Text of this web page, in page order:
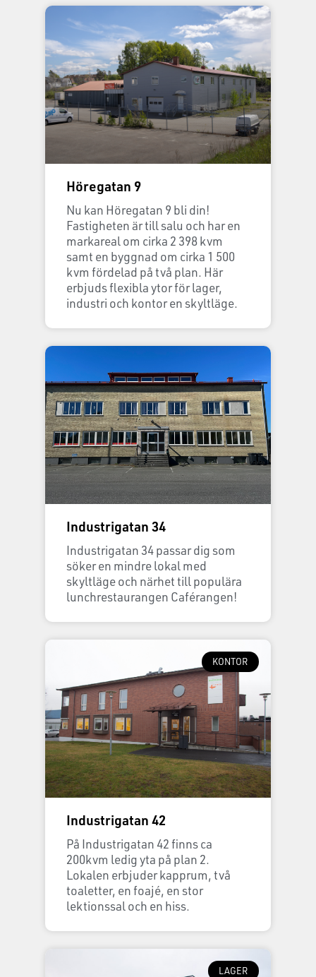
Höregatan 9
Nu kan Höregatan 9 bli din!
Fastigheten är till salu och har en
markareal om cirka 2 398 kvm
samt en byggnad om cirka 1 500
kvm fördelad på två plan. Här
erbjuds flexibla ytor för lager,
industri och kontor en skyltläge.
Industrigatan 34
Industrigatan 34 passar dig som
söker en mindre lokal med
skyltläge och närhet till populära
lunchrestaurangen Caférangen!
KONTOR
Industrigatan 42
På Industrigatan 42 finns ca
200kvm ledig yta på plan 2.
Lokalen erbjuder kapprum, två
toaletter, en foajé, en stor
lektionssal och en hiss.
LAGER